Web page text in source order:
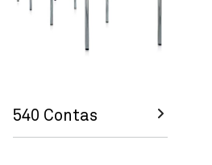
540 Contas